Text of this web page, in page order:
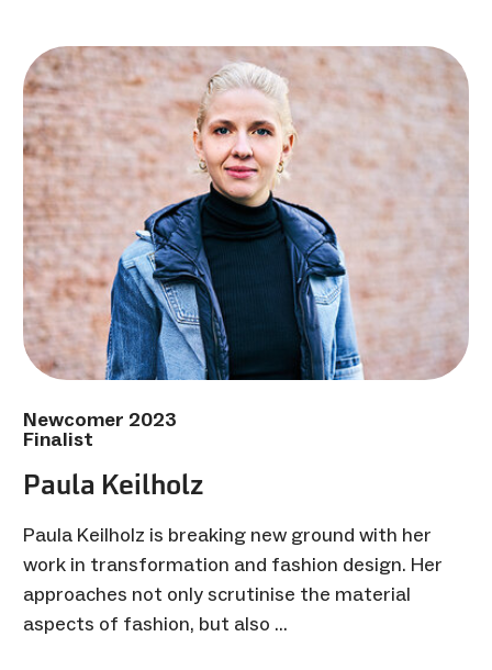
Newcomer 2023
Finalist
Paula Keilholz
Paula Keilholz is breaking new ground with her
work in transformation and fashion design. Her
approaches not only scrutinise the material
aspects of fashion, but also …